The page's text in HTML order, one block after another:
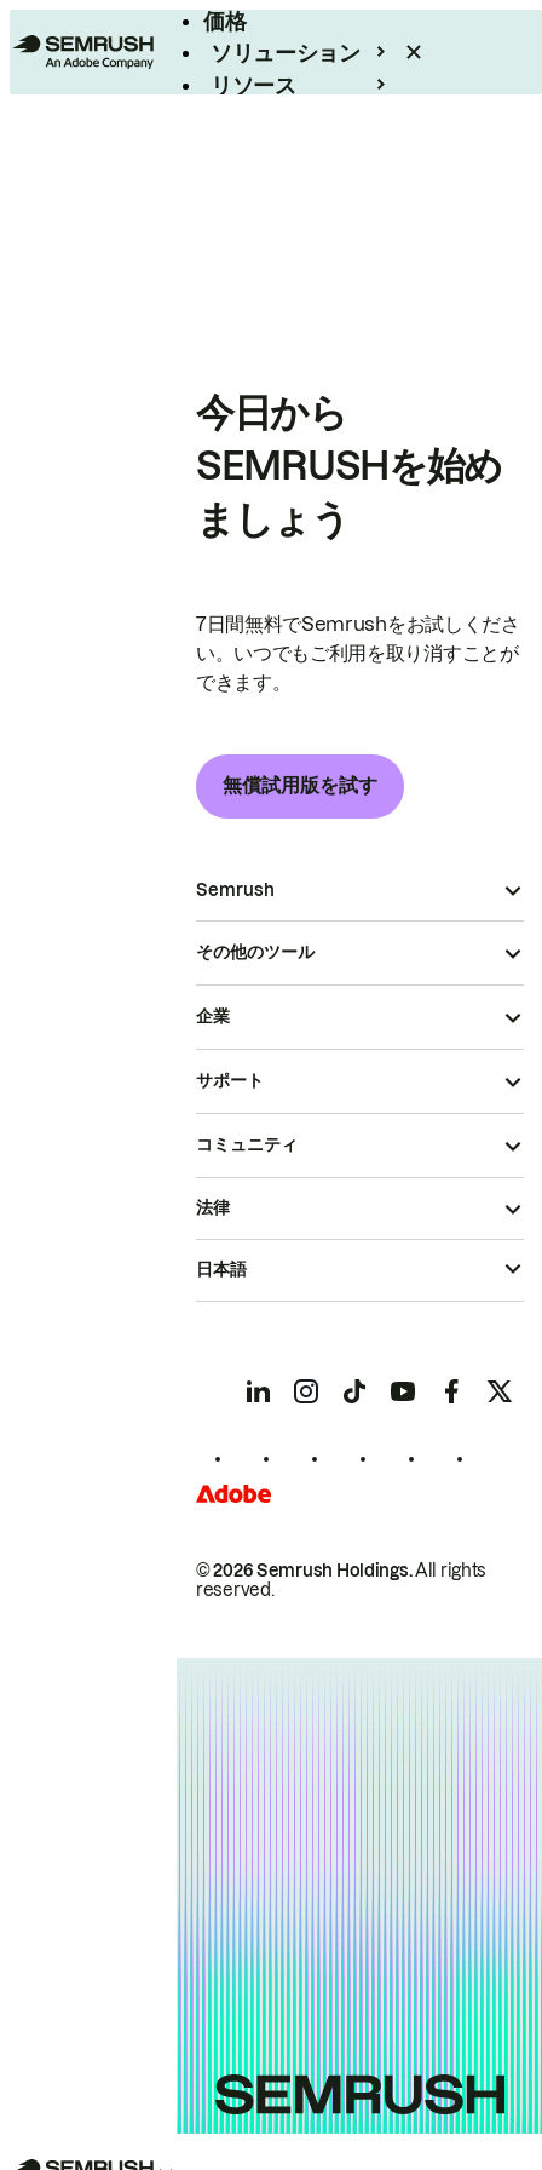
価格
ソリューション
リソース
今日から
SEMRUSHを始め
ましょう
7日間無料でSemrushをお試しくださ
い。いつでもご利用を取り消すことが
できます。
無償試用版を試す
Semrush
その他のツール
企業
サポート
コミュニティ
© 2026 Semrush Holdings.All rights
reserved.
法律
日本語